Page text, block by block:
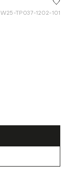
W25-TP037-1202-101